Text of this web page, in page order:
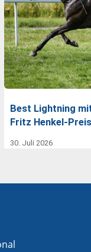
Best Lightning
Fritz Henkel-Preis
30. Juli 2026